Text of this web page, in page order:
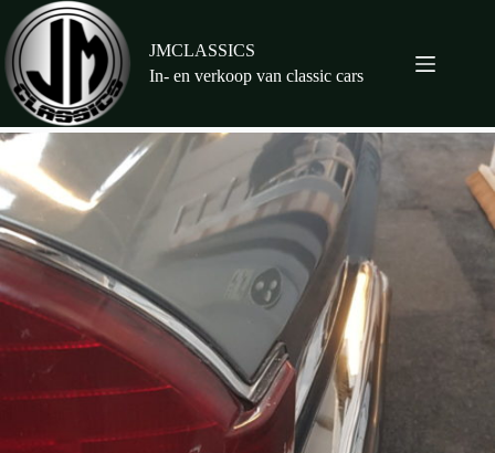
naar
de
inhoud
JMCLASSICS
In- en verkoop van classic cars